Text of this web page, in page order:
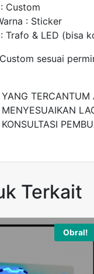
Custom
: Sticker
Trafo & LED (bisa
sesuai
YANG
Terkait
Obral!